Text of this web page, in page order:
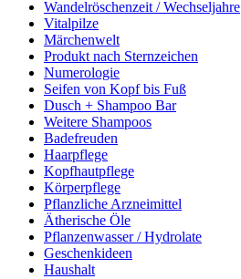
Wandelröschenzeit / Wechseljahre
Vitalpilze
Märchenwelt
Produkt nach Sternzeichen
Numerologie
Seifen von Kopf bis Fuß
Dusch + Shampoo Bar
Weitere Shampoos
Badefreuden
Haarpflege
Kopfhautpflege
Körperpflege
Pflanzliche Arzneimittel
Ätherische Öle
Pflanzenwasser / Hydrolate
Geschenkideen
Haushalt